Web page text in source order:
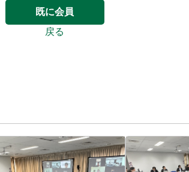
既に会員
戻る